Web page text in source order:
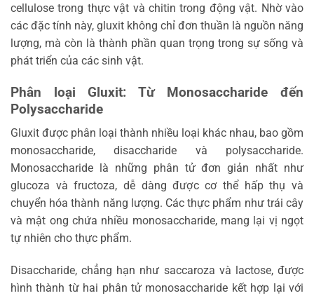
cellulose trong thực vật và chitin trong động vật. Nhờ vào
các đặc tính này, gluxit không chỉ đơn thuần là nguồn năng
lượng, mà còn là thành phần quan trọng trong sự sống và
phát triển của các sinh vật.
Phân loại Gluxit: Từ Monosaccharide đến
Polysaccharide
Gluxit được phân loại thành nhiều loại khác nhau, bao gồm
monosaccharide, disaccharide và polysaccharide.
Monosaccharide là những phân tử đơn giản nhất như
glucoza và fructoza, dễ dàng được cơ thể hấp thụ và
chuyển hóa thành năng lượng. Các thực phẩm như trái cây
và mật ong chứa nhiều monosaccharide, mang lại vị ngọt
tự nhiên cho thực phẩm.
Disaccharide, chẳng hạn như saccaroza và lactose, được
hình thành từ hai phân tử monosaccharide kết hợp lại với